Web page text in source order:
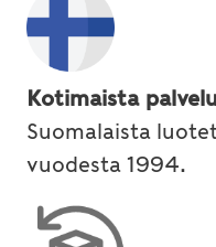
Kotimaista
Suomalaista
vuodesta 1994.